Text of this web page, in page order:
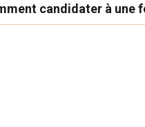
candidater à une